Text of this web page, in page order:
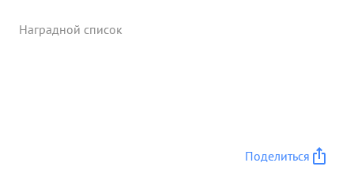
Наградной список
Поделиться